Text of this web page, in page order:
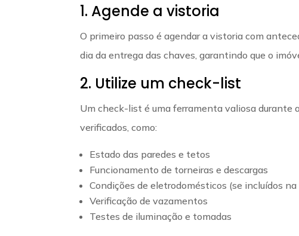
1. Agende a vistoria
O primeiro passo é agendar a vistoria com
dia da entrega das chaves, garantindo que o
2. Utilize um check-list
Um check-list é uma ferramenta valiosa durante
verificados, como:
Estado das paredes e tetos
Funcionamento de torneiras e descargas
Condições de eletrodomésticos (se incluídos na
Verificação de vazamentos
Testes de iluminação e tomadas